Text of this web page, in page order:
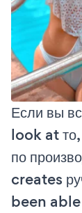
Если вы
look at то,
по
creates
been